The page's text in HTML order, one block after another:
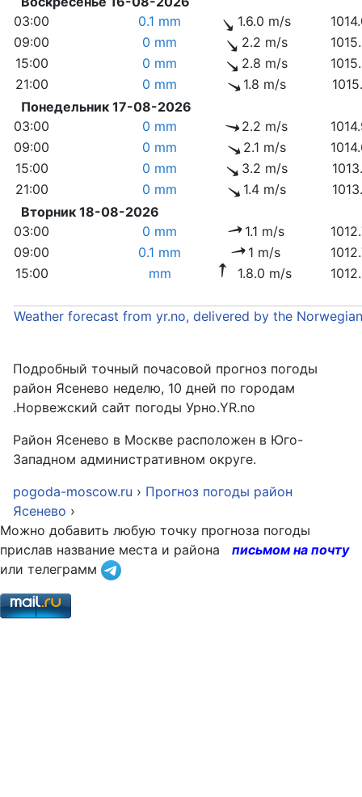
03:00
0.1 mm 1.6.0 m/s
09:00
0 mm 2.2 m/s
15:00
0 mm 2.8 m/s
21:00
0 mm 1.8 m/s
Понедельник 17-08-2026
03:00
0 mm 2.2 m/s
09:00
0 mm 2.1 m/s
15:00
0 mm 3.2 m/s
21:00
0 mm 1.4 m/s
Вторник 18-08-2026
03:00
0 mm 1.1 m/s
09:00
0.1 mm 1 m/s
15:00
mm 1.8.0 m/s
Weather forecast from yr.no, delivered by the
Подробный точный почасовой прогноз погоды
район Ясенево неделю, 10 дней по городам
.Норвежский сайт погоды Урно.YR.no
Район Ясенево в Москве расположен в Юго-
Западном административном округе.
pogoda-moscow.ru › Прогноз погоды район
Ясенево ›
Можно добавить любую точку прогноза погоды
прислав название места и района
письмом на почту
или телеграмм